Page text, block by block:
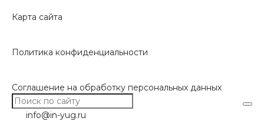
Карта сайта
Политика конфиденциальности
Соглашение на обработку персональных данных
info@in-yug.ru